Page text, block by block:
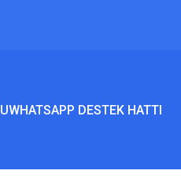
WHATSAPP DESTEK HATTI